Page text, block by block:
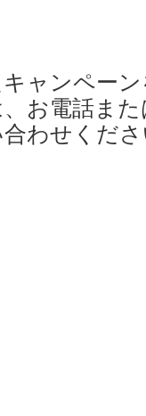
ャンペー
お電話ま
わせくだ